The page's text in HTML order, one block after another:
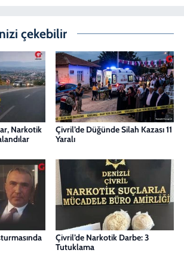
çekebilir
Narkotik
Çivril’de Düğünde Silah Kazası 11
Yaralı
Çivril’de Narkotik Darbe: 3
Tutuklama